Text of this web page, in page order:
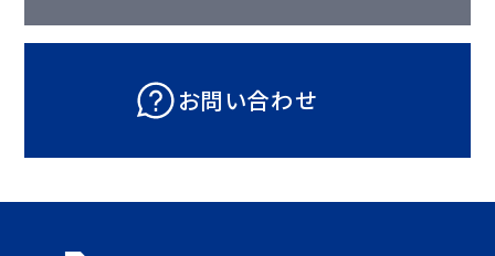
お問い合わせ